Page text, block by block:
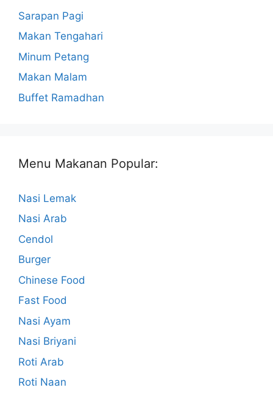
Sarapan Pagi
Makan Tengahari
Minum Petang
Makan Malam
Buffet Ramadhan
Menu Makanan Popular:
Nasi Lemak
Nasi Arab
Cendol
Burger
Chinese Food
Fast Food
Nasi Ayam
Nasi Briyani
Roti Arab
Roti Naan